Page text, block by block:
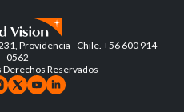
Providencia - Chile. +56 600 914
0562
Derechos Reservados